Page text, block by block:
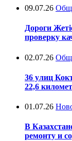
09.07.26
Дороги
проверку
02.07.26
36 улиц
22,6
01.07.26
В
ремонту и